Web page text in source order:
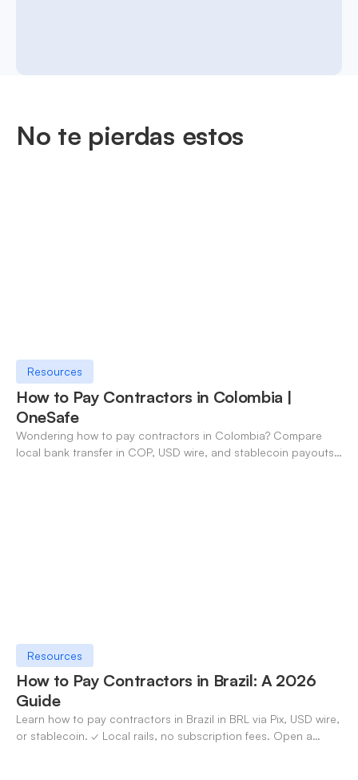
No te pierdas estos
Resources
How to Pay Contractors in Colombia |
OneSafe
Wondering how to pay contractors in Colombia? Compare
local bank transfer in COP, USD wire, and stablecoin payouts.
Resources
How to Pay Contractors in Brazil: A 2026
Guide
Learn how to pay contractors in Brazil in BRL via Pix, USD wire,
or stablecoin. ✓ Local rails, no subscription fees. Open a